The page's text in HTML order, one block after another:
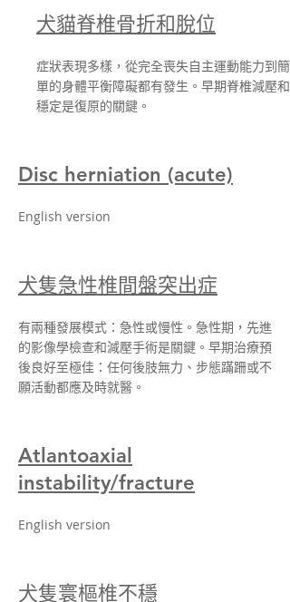
犬貓脊椎骨折和脫位
症狀表現多樣，從完全喪失自主運動能力到簡
單的身體平衡障礙都有發生。早期脊椎減壓和
穩定是復原的關鍵。
Disc herniation (acute)
English version
犬隻急性椎間盤突出症
有兩種發展模式：急性或慢性。急性期，先進
的影像學檢查和減壓手術是關鍵。早期治療預
後良好至極佳：任何後肢無力、步態蹣跚或不
願活動都應及時就醫。
Atlantoaxial
instability/fracture
English version
犬隻寰樞椎不穩